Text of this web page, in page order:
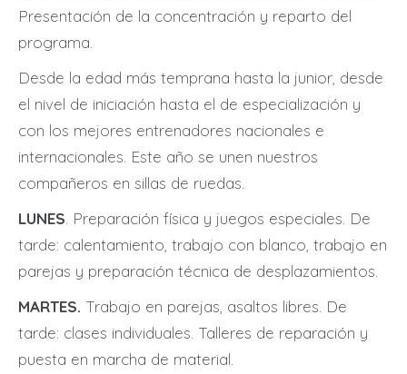
Presentación de la concentración y reparto del
programa.
Desde la edad más temprana hasta la junior, desde
el nivel de iniciación hasta el de especialización y
con los mejores entrenadores nacionales e
internacionales. Este año se unen nuestros
compañeros en sillas de ruedas.
LUNES . Preparación física y juegos especiales. De
tarde: calentamiento, trabajo con blanco, trabajo en
parejas y preparación técnica de desplazamientos.
MARTES. Trabajo en parejas, asaltos libres. De
tarde: clases individuales. Talleres de reparación y
puesta en marcha de material.